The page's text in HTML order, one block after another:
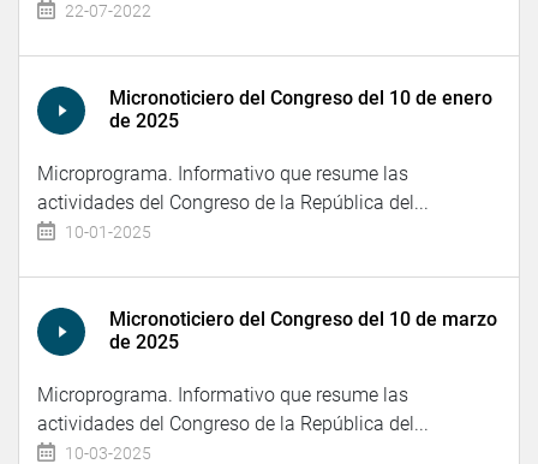
22-07-2022
Micronoticiero del Congreso del 10 de enero
de 2025
Microprograma. Informativo que resume las
actividades del Congreso de la República del...
10-01-2025
Micronoticiero del Congreso del 10 de marzo
de 2025
Microprograma. Informativo que resume las
actividades del Congreso de la República del...
10-03-2025